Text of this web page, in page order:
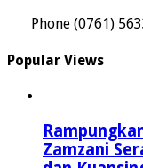
Phone (0761)
Popular Views
Zamzani